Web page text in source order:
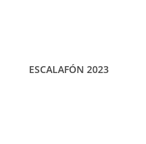
ESCALAFÓN 2023